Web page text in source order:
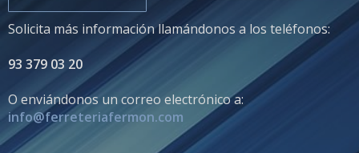
Solicita más información llamándonos a los teléfonos:
93 379 03 20
O enviándonos un correo electrónico a:
info@ferreteriafermon.com